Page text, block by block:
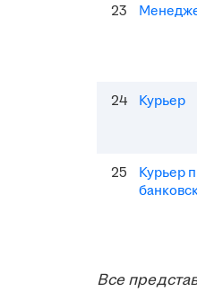
23
24 Курьер
25
Курьер
Все